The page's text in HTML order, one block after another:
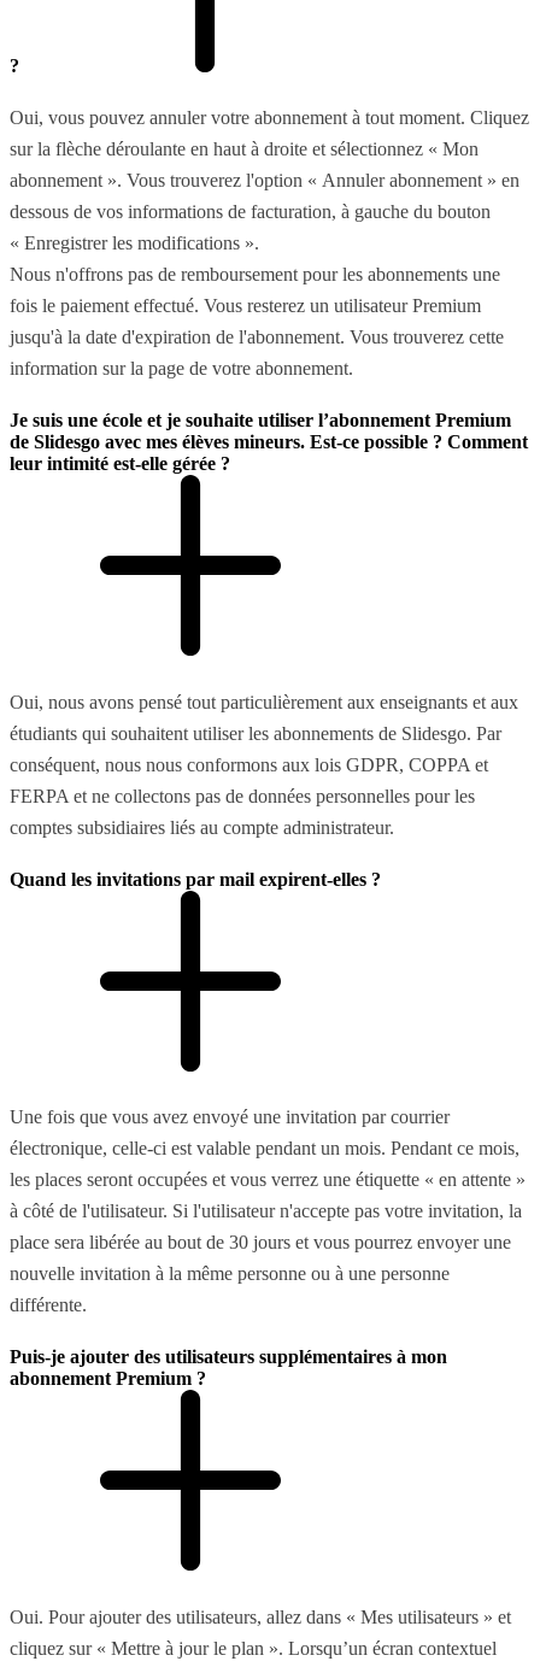
?
Oui, vous pouvez annuler votre abonnement à tout moment. Cliquez
sur la flèche déroulante en haut à droite et sélectionnez « Mon
abonnement ». Vous trouverez l'option « Annuler abonnement » en
dessous de vos informations de facturation, à gauche du bouton
« Enregistrer les modifications ».
Nous n'offrons pas de remboursement pour les abonnements une
fois le paiement effectué. Vous resterez un utilisateur Premium
jusqu'à la date d'expiration de l'abonnement. Vous trouverez cette
information sur la page de votre abonnement.
Je suis une école et je souhaite utiliser l’abonnement Premium
de Slidesgo avec mes élèves mineurs. Est-ce possible ? Comment
leur intimité est-elle gérée ?
Oui, nous avons pensé tout particulièrement aux enseignants et aux
étudiants qui souhaitent utiliser les abonnements de Slidesgo. Par
conséquent, nous nous conformons aux lois GDPR, COPPA et
FERPA et ne collectons pas de données personnelles pour les
comptes subsidiaires liés au compte administrateur.
Quand les invitations par mail expirent-elles ?
Une fois que vous avez envoyé une invitation par courrier
électronique, celle-ci est valable pendant un mois. Pendant ce mois,
les places seront occupées et vous verrez une étiquette « en attente »
à côté de l'utilisateur. Si l'utilisateur n'accepte pas votre invitation, la
place sera libérée au bout de 30 jours et vous pourrez envoyer une
nouvelle invitation à la même personne ou à une personne
différente.
Puis-je ajouter des utilisateurs supplémentaires à mon
abonnement Premium ?
Oui. Pour ajouter des utilisateurs, allez dans « Mes utilisateurs » et
cliquez sur « Mettre à jour le plan ». Lorsqu’un écran contextuel